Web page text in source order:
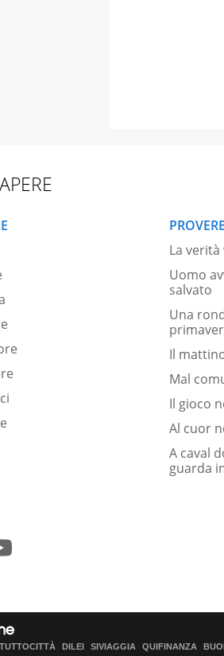
La
Uomo
salvato
Una
Il
Mal
Il gioco
Al cuor
A caval
guarda
TUTTOCITTÀ DILEI SIVIAGGIA QUIFINANZA